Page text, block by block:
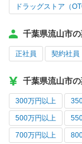
ドラッグストア（
千葉県流山市
正社員 契約社員
千葉県流山市
300万円以上
500万円以上
700万円以上